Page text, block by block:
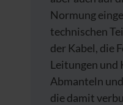
Normung
technischen
der Kabel, die
Leitungen und
Abmanteln
die damit